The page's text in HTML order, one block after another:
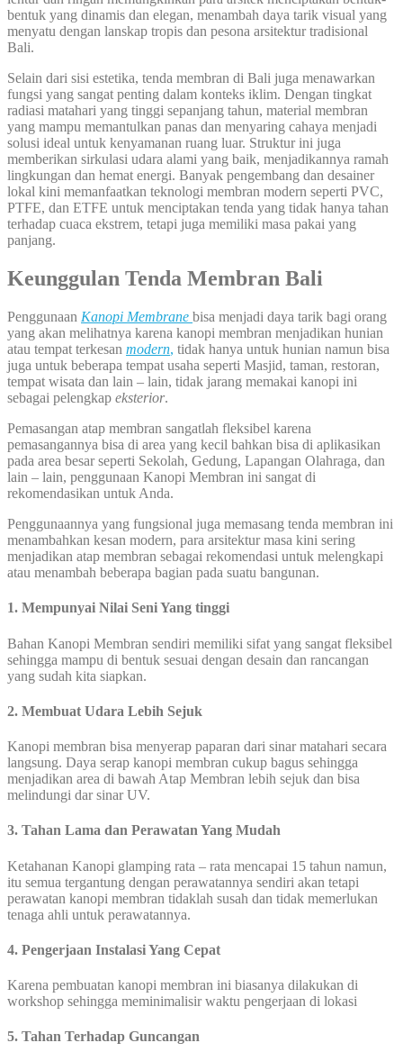
bentuk yang dinamis dan elegan, menambah daya tarik visual yang
menyatu dengan lanskap tropis dan pesona arsitektur tradisional
Bali.
Selain dari sisi estetika, tenda membran di Bali juga menawarkan
fungsi yang sangat penting dalam konteks iklim. Dengan tingkat
radiasi matahari yang tinggi sepanjang tahun, material membran
yang mampu memantulkan panas dan menyaring cahaya menjadi
solusi ideal untuk kenyamanan ruang luar. Struktur ini juga
memberikan sirkulasi udara alami yang baik, menjadikannya ramah
lingkungan dan hemat energi. Banyak pengembang dan desainer
lokal kini memanfaatkan teknologi membran modern seperti PVC,
PTFE, dan ETFE untuk menciptakan tenda yang tidak hanya tahan
terhadap cuaca ekstrem, tetapi juga memiliki masa pakai yang
panjang.
Keunggulan Tenda Membran Bali
Penggunaan Kanopi Membrane bisa menjadi daya tarik bagi orang
yang akan melihatnya karena kanopi membran menjadikan hunian
atau tempat terkesan modern, tidak hanya untuk hunian namun bisa
juga untuk beberapa tempat usaha seperti Masjid, taman, restoran,
tempat wisata dan lain – lain, tidak jarang memakai kanopi ini
sebagai pelengkap eksterior.
Pemasangan atap membran sangatlah fleksibel karena
pemasangannya bisa di area yang kecil bahkan bisa di aplikasikan
pada area besar seperti Sekolah, Gedung, Lapangan Olahraga, dan
lain – lain, penggunaan Kanopi Membran ini sangat di
rekomendasikan untuk Anda.
Penggunaannya yang fungsional juga memasang tenda membran ini
menambahkan kesan modern, para arsitektur masa kini sering
menjadikan atap membran sebagai rekomendasi untuk melengkapi
atau menambah beberapa bagian pada suatu bangunan.
1. Mempunyai Nilai Seni Yang tinggi
Bahan Kanopi Membran sendiri memiliki sifat yang sangat fleksibel
sehingga mampu di bentuk sesuai dengan desain dan rancangan
yang sudah kita siapkan.
2. Membuat Udara Lebih Sejuk
Kanopi membran bisa menyerap paparan dari sinar matahari secara
langsung. Daya serap kanopi membran cukup bagus sehingga
menjadikan area di bawah Atap Membran lebih sejuk dan bisa
melindungi dar sinar UV.
3. Tahan Lama dan Perawatan Yang Mudah
Ketahanan Kanopi glamping rata – rata mencapai 15 tahun namun,
itu semua tergantung dengan perawatannya sendiri akan tetapi
perawatan kanopi membran tidaklah susah dan tidak memerlukan
tenaga ahli untuk perawatannya.
4. Pengerjaan Instalasi Yang Cepat
Karena pembuatan kanopi membran ini biasanya dilakukan di
workshop sehingga meminimalisir waktu pengerjaan di lokasi
5. Tahan Terhadap Guncangan